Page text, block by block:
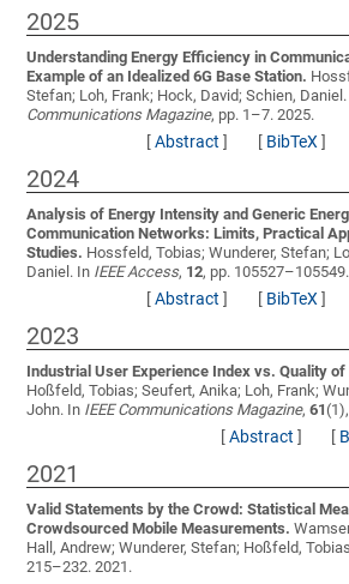
2025
Understanding Energy Efficiency in
Example of an Idealized 6G Base Station.
Stefan; Loh, Frank; Hock, David; Schien, Daniel
Communications Magazine, pp. 1–7. 2025.
[Abstract ] [ BibTeX]
2024
Analysis of Energy Intensity and Generic
Communication Networks: Limits, Practical
Studies. Hossfeld, Tobias; Wunderer, Stefan;
Daniel . In IEEE Access, 12, pp.
[Abstract ] [ BibTeX]
2023
Industrial User Experience Index vs. Quality
Hoßfeld, Tobias; Seufert, Anika; Loh, Frank;
John. In IEEE Communications Magazine,61
[Abstract ] [
2021
Valid Statements by the Crowd: Statistical
Crowdsourced Mobile Measurements.
Hall, Andrew; Wunderer, Stefan; Hoßfeld, Tobias
215–232. 2021.